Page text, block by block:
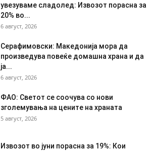
увезуваме сладолед: Извозот порасна за
20% во...
6 август, 2026
Серафимовски: Македонија мора да
произведува повеќе домашна храна и да
ја...
6 август, 2026
ФАО: Светот се соочува со нови
зголемувања на цените на храната
5 август, 2026
Извозот во јуни порасна за 19%: Кои